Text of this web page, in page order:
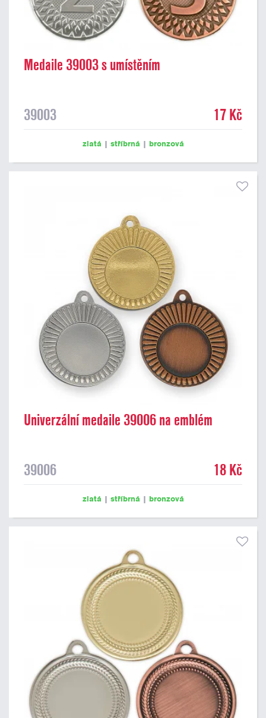
Medaile 39003 s umístěním
39003 17 Kč
zlatá | stříbrná | bronzová
Univerzální medaile 39006 na emblém
39006 18 Kč
zlatá | stříbrná | bronzová